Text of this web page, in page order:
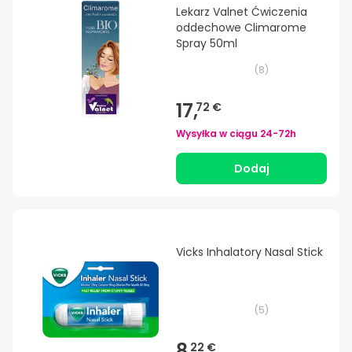
Lekarz Valnet Ćwiczenia
oddechowe Climarome
Spray 50ml
(8)
17,72 €
Wysyłka w ciągu 24-72h
Dodaj
Vicks Inhalatory Nasal Stick
(5)
22 €